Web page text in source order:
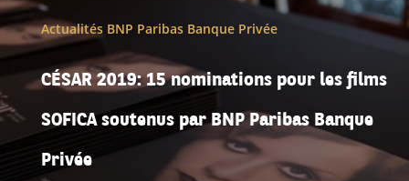
Actualités BNP Paribas Banque Privée
CÉSAR 2019: 15 nominations pour les films
SOFICA soutenus par BNP Paribas Banque
Privée